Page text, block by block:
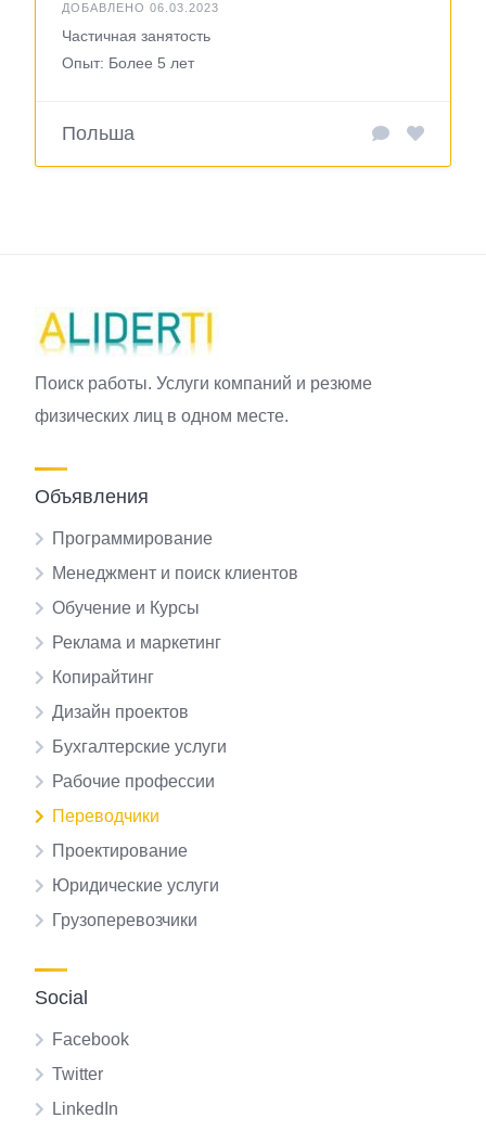
ДОБАВЛЕНО 06.03.2023
Частичная занятость
Опыт: Более 5 лет
Польша
Поиск работы. Услуги компаний и резюме
физических лиц в одном месте.
Объявления
Программирование
Менеджмент и поиск клиентов
Обучение и Курсы
Реклама и маркетинг
Копирайтинг
Дизайн проектов
Бухгалтерские услуги
Рабочие профессии
Переводчики
Проектирование
Юридические услуги
Грузоперевозчики
Social
Facebook
Twitter
LinkedIn